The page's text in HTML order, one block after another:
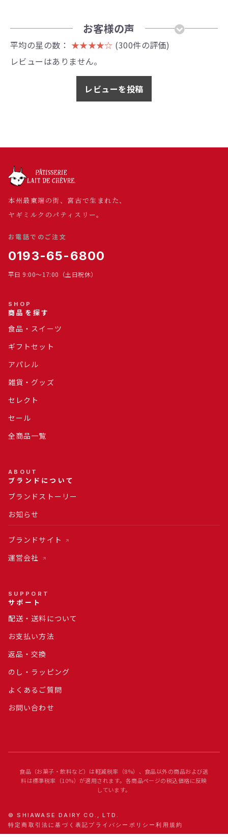
お客様の声
平均の星の数： ★★★★☆ (300件の評価)
レビューはありません。
レビューを投稿
本州最東端の街、宮古で生まれた、
ヤギミルクのパティスリー。
お電話でのご注文
0193-65-6800
平日 9:00～17:00（土日祝休）
SHOP
商品を探す
食品・スイーツ
ギフトセット
アパレル
雑貨・グッズ
セレクト
セール
全商品一覧
ABOUT
ブランドについて
ブランドストーリー
お知らせ
ブランドサイト
運営会社
SUPPORT
サポート
配送・送料について
お支払い方法
返品・交換
のし・ラッピング
よくあるご質問
お問い合わせ
食品（お菓子・飲料など）は軽減税率（8%）、食品以外の商品および送
料は標準税率（10%）が適用されます。各商品ページの税込価格に反映
しています。
© SHIAWASE DAIRY CO., LTD.
特定商取引法に基づく表記 プライバシーポリシー利用規約